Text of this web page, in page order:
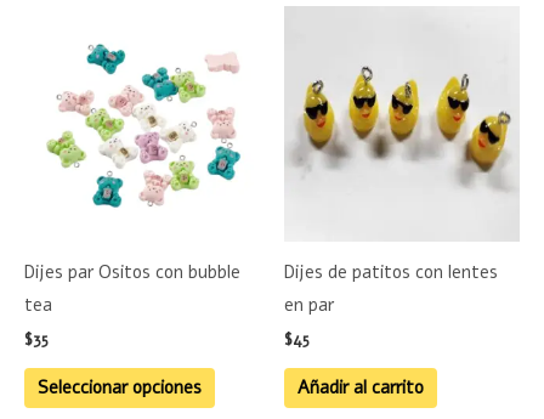
Dijes par Ositos con bubble
tea
$35
Seleccionar opciones
producto
múltiples
variantes.
Las
pueden
Dijes de patitos con lentes
en par
$45
Añadir al carrito